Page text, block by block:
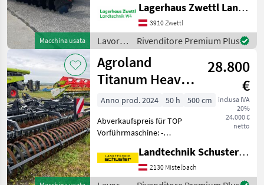
Macchina usata
VBP00070008000979;
Arbeitsbreite: 3;
Scheibendurchmesser: 56;
Scheibenart: Konkav;
Nachlaufeinric
Lagerhaus Zwettl Landtechnik
3910 Zwettl
Lavorazione
terreno
/
Pöttinger
Rivenditore Premium Plus
Agroland
Titanum Heavy
500
28.800
€
inclusa IVA
20%
24.000 €
netto
Anno prod. 2024 50 h
500 cm
Abverkaufspreis für TOP
Vorführmaschine: -
Dauerlager - Hoher
Durchgang (keine
Verstopfung bei Mais) -
Landtechnik Schuster Niederlassung Mistelbach
2130 Mistelbach